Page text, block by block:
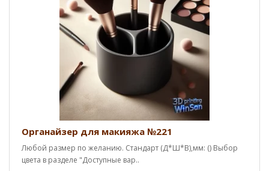
Органайзер для макияжа №221
Любой размер по желанию. Стандарт (Д*Ш*В),мм: () Выбор
цвета в разделе "Доступные вар..